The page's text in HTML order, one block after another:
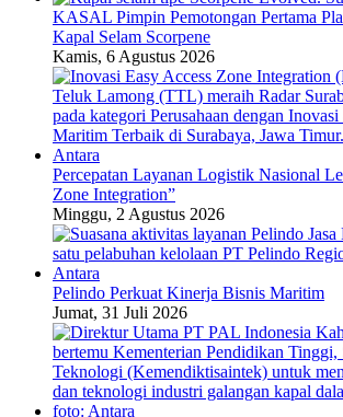
KASAL Pimpin Pemotongan Pertama
Kapal Selam Scorpene
Kamis, 6 Agustus 2026
Percepatan Layanan Logistik Nasional
Zone Integration”
Minggu, 2 Agustus 2026
Pelindo Perkuat Kinerja Bisnis Maritim
Jumat, 31 Juli 2026